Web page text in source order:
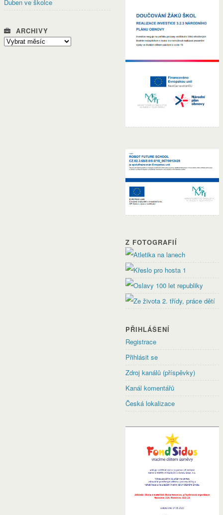
Duben ve školce
ARCHIVY
Archivy
Z FOTOGRAFIÍ
PŘIHLÁŠENÍ
Registrace
Přihlásit se
Zdroj kanálů (příspěvky)
Kanál komentářů
Česká lokalizace